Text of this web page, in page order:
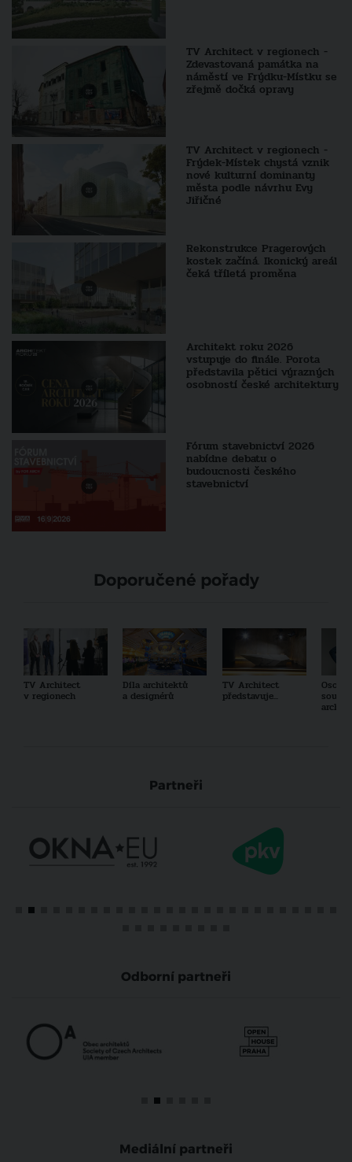
TV Architect v regionech -
Zdevastovaná památka na
náměstí ve Frýdku-Místku se
zřejmě dočká opravy
TV Architect v regionech -
Frýdek-Místek chystá vznik
nové kulturní dominanty
města podle návrhu Evy
Jiřičné
Rekonstrukce Pragerových
kostek začíná. Ikonický areál
čeká tříletá proměna
Architekt roku 2026
vstupuje do finále. Porota
představila pětici výrazných
osobností české architektury
Fórum stavebnictví 2026
nabídne debatu o
budoucnosti českého
stavebnictví
Doporučené pořady
TV Architect
v regionech
Díla architektů
a designérů
TV Architect
představuje...
Partneři
Odborní partneři
Mediální partneři